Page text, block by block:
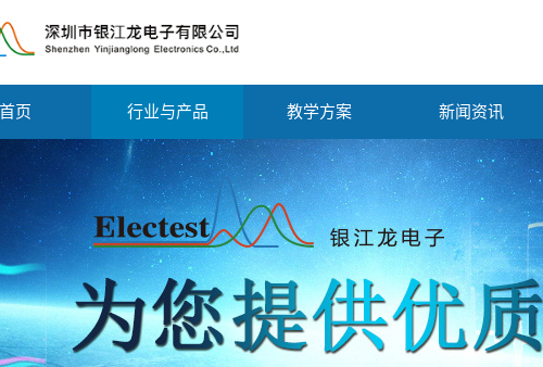
首页 行业与产品 教学方案 新闻资讯